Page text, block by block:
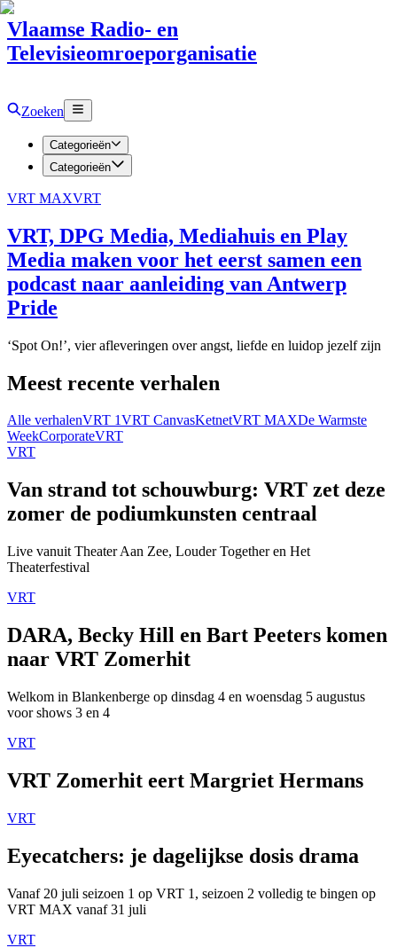
Vlaamse Radio- en
Televisieomroeporganisatie
Zoeken
Categorieën
Categorieën
VRT MAXVRT
VRT, DPG Media, Mediahuis en Play
Media maken voor het eerst samen een
podcast naar aanleiding van Antwerp
Pride
‘Spot On!’, vier afleveringen over angst, liefde en luidop jezelf zijn
Meest recente verhalen
Alle verhalenVRT 1VRT CanvasKetnetVRT MAXDe Warmste
WeekCorporateVRT
VRT
Van strand tot schouwburg: VRT zet deze
zomer de podiumkunsten centraal
Live vanuit Theater Aan Zee, Louder Together en Het
Theaterfestival
VRT
DARA, Becky Hill en Bart Peeters komen
naar VRT Zomerhit
Welkom in Blankenberge op dinsdag 4 en woensdag 5 augustus
voor shows 3 en 4
VRT
VRT Zomerhit eert Margriet Hermans
VRT
Eyecatchers: je dagelijkse dosis drama
Vanaf 20 juli seizoen 1 op VRT 1, seizoen 2 volledig te bingen op
VRT MAX vanaf 31 juli
VRT